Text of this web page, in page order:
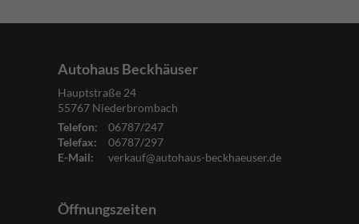
Autohaus Beckhäuser
Hauptstraße 24
55767 Niederbrombach
Telefon:
06787/247
Telefax:
06787/297
E-Mail:
verkauf@autohaus-beckhaeuser.de
Öffnungszeiten